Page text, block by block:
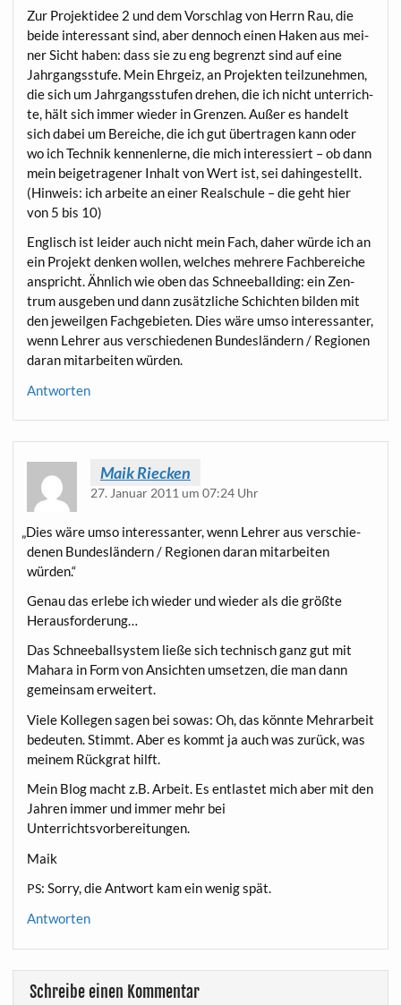
Zur Pro­jekt­idee 2 und dem Vor­schlag von Herrn Rau, die
bei­de inter­es­sant sind, aber den­noch einen Haken aus mei­
ner Sicht haben: dass sie zu eng begrenzt sind auf eine
Jahr­gangs­stu­fe. Mein Ehr­geiz, an Pro­jek­ten teil­zu­neh­men,
die sich um Jahr­gangs­stu­fen dre­hen, die ich nicht unter­rich­
te, hält sich immer wie­der in Gren­zen. Außer es han­delt
sich dabei um Berei­che, die ich gut über­tra­gen kann oder
wo ich Tech­nik ken­nen­ler­ne, die mich inter­es­siert – ob dann
mein bei­getra­ge­ner Inhalt von Wert ist, sei dahin­ge­stellt.
(Hin­weis: ich arbei­te an einer Real­schu­le – die geht hier
von 5 bis 10)
Eng­lisch ist lei­der auch nicht mein Fach, daher wür­de ich an
ein Pro­jekt den­ken wol­len, wel­ches meh­re­re Fach­be­rei­che
anspricht. Ähn­lich wie oben das Schnee­ball­ding: ein Zen­
trum aus­ge­ben und dann zusätz­li­che Schich­ten bil­den mit
den jeweil­gen Fach­ge­bie­ten. Dies wäre umso inter­es­san­ter,
wenn Leh­rer aus ver­schie­de­nen Bun­des­län­dern / Regio­nen
dar­an mit­ar­bei­ten würden.
Antworten
Maik Riecken
27. Januar 2011 um 07:24 Uhr
Dies wäre umso inter­es­san­ter, wenn Leh­rer aus ver­schie­
de­nen Bun­des­län­dern / Regio­nen dar­an mit­ar­bei­ten
würden.“
Genau das erle­be ich wie­der und wie­der als die größ­te
Herausforderung…
Das Schnee­ball­sys­tem lie­ße sich tech­nisch ganz gut mit
Maha­ra in Form von Ansich­ten umset­zen, die man dann
gemein­sam erweitert.
Vie­le Kol­le­gen sagen bei sowas: Oh, das könn­te Mehr­ar­beit
bedeu­ten. Stimmt. Aber es kommt ja auch was zurück, was
mei­nem Rück­grat hilft.
Mein Blog macht z.B. Arbeit. Es ent­las­tet mich aber mit den
Jah­ren immer und immer mehr bei
Unterrichtsvorbereitungen.
Maik
PS: Sor­ry, die Ant­wort kam ein wenig spät.
Antworten
Schreibe einen Kommentar